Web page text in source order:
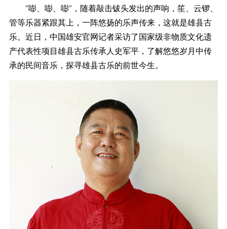
“嘭、嘭、嘭”，随着敲击钹头发出的声响，笙、云锣、
管等乐器紧跟其上，一阵悠扬的乐声传来，这就是雄县古
乐。近日，中国雄安官网记者采访了国家级非物质文化遗
产代表性项目雄县古乐传承人史军平，了解悠悠岁月中传
承的民间音乐，探寻雄县古乐的前世今生。